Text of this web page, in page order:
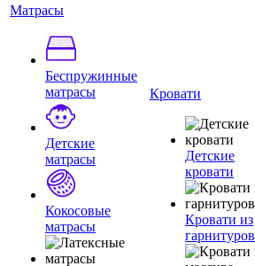
Матрасы
Беспружинные
матрасы
Детские
матрасы
Кокосовые
матрасы
Кровати
Детские
кровати
Кровати из
гарнитуров